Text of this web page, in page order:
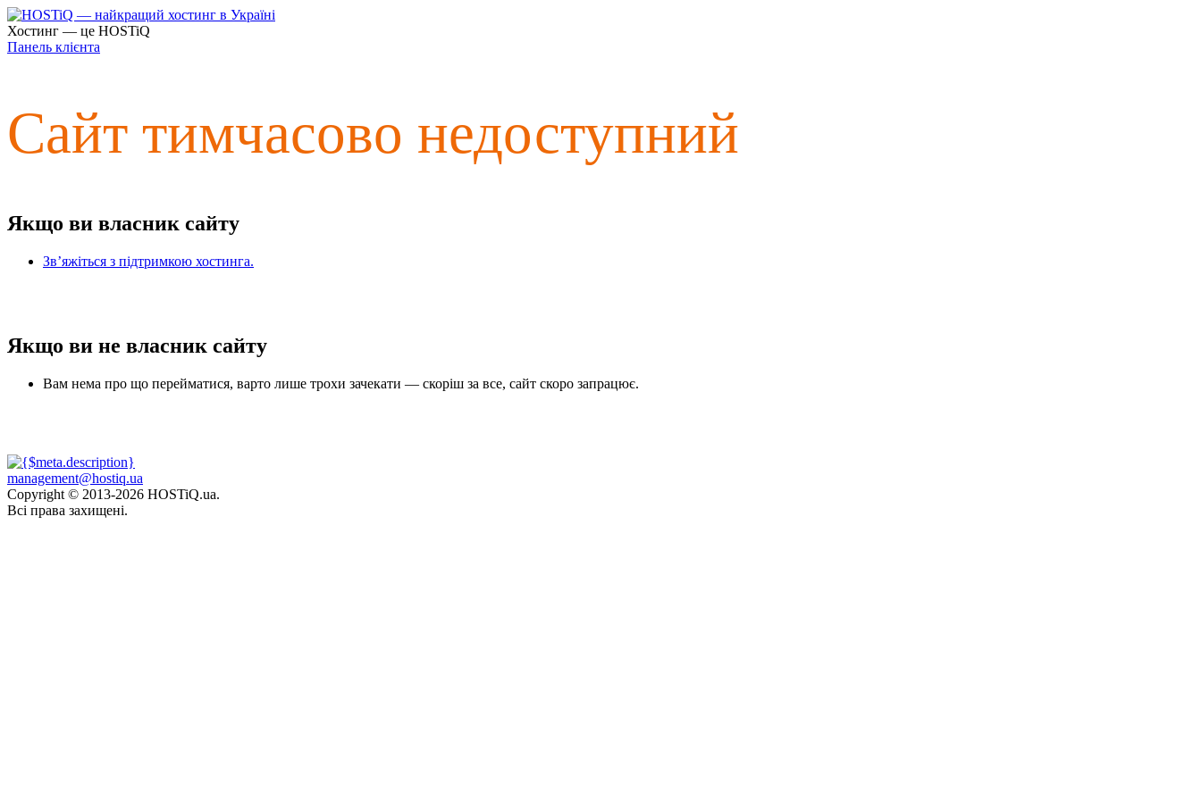
Хостинг — це HOSTiQ
Панель клієнта
Сайт тимчасово недоступний
Якщо ви власник сайту
Зв’яжіться з підтримкою хостинга.
Якщо ви не власник сайту
Вам нема про що перейматися, варто лише трохи зачекати — скоріш за все, сайт скоро запрацює.
management@hostiq.ua
Copyright © 2013-2026 HOSTiQ.ua.
Всі права захищені.